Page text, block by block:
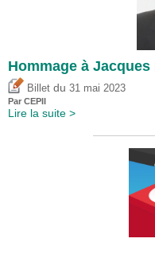
Hommage à Jacques
Billet du 31 mai 2023
Par CEPII
Lire la suite >